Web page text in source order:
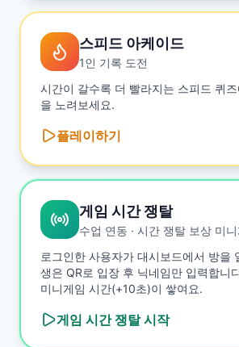
스피드 아케이드
1인 기록 도전
시간이 갈수록 더 빨라지는 스피드 퀴
을 노려보세요.
플레이하기
게임 시간 쟁탈
수업 연동 · 시간 쟁탈 보상 미니
로그인한 사용자가 대시보드에서 방을
생은 QR로 입장 후 닉네임만 입력합니
미니게임 시간(+10초)이 쌓여요.
게임 시간 쟁탈시작